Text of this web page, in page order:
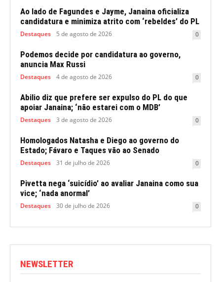
Ao lado de Fagundes e Jayme, Janaina oficializa
candidatura e minimiza atrito com ‘rebeldes’ do PL
Destaques 5 de agosto de 2026 0
Podemos decide por candidatura ao governo,
anuncia Max Russi
Destaques 4 de agosto de 2026 0
Abilio diz que prefere ser expulso do PL do que
apoiar Janaina; ‘não estarei com o MDB’
Destaques 3 de agosto de 2026 0
Homologados Natasha e Diego ao governo do
Estado; Fávaro e Taques vão ao Senado
Destaques 31 de julho de 2026 0
Pivetta nega ‘suicídio’ ao avaliar Janaina como sua
vice; ‘nada anormal’
Destaques 30 de julho de 2026 0
NEWSLETTER